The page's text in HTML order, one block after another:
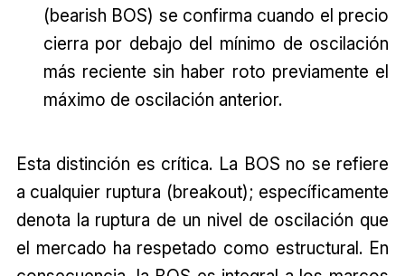
(bearish BOS) se confirma cuando el precio
cierra por debajo del mínimo de oscilación
más reciente sin haber roto previamente el
máximo de oscilación anterior.
Esta distinción es crítica. La BOS no se refiere
a cualquier ruptura (breakout); específicamente
denota la ruptura de un nivel de oscilación que
el mercado ha respetado como estructural. En